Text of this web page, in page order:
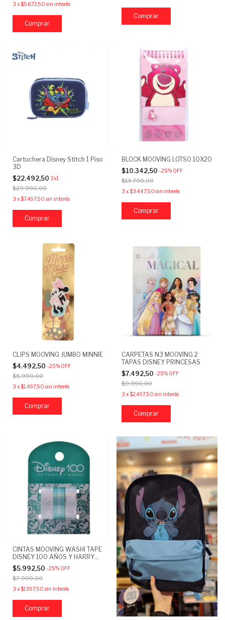
3 x$5.672,50 sin interés
Cartuchera Disney Stitch 1 Piso
3D
$22.492,50 2x1
$29.990,00
3 x$7.497,50 sin interés
BLOCK MOOVING LOTSO 10X20
$10.342,50 -25% OFF
$13.790,00
3 x$3.447,50 sin interés
CLIPS MOOVING JUMBO MINNIE
$4.492,50 -25% OFF
$5.990,00
3 x$1.497,50 sin interés
CARPETAS N3 MOOVING 2
TAPAS DISNEY PRINCESAS
$7.492,50 -25% OFF
$9.990,00
3 x$2.497,50 sin interés
CINTAS MOOVING WASHI TAPE
DISNEY 100 AÑOS Y HARRY
POTTER X3
$5.992,50 -25% OFF
$7.990,00
3 x$1.997,50 sin interés
Comprar